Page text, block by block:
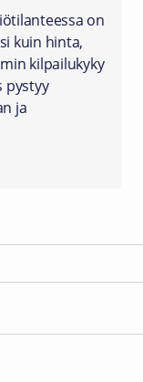
on
kuin hinta,
kilpailukyky
pystyy
ja